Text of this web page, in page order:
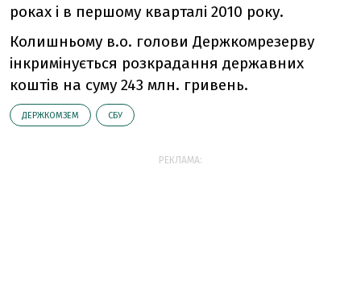
роках і в першому кварталі 2010 року.
Колишньому в.о. голови Держкомрезерву
інкримінується розкрадання державних
коштів на суму 243 млн. гривень.
ДЕРЖКОМЗЕМ СБУ
РЕКЛАМА: